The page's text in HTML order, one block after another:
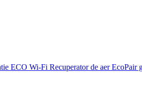
Wi-Fi Recuperator de aer EcoPair